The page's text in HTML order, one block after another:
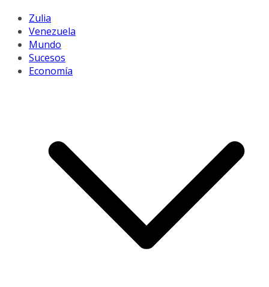
Zulia
Venezuela
Mundo
Sucesos
Economía